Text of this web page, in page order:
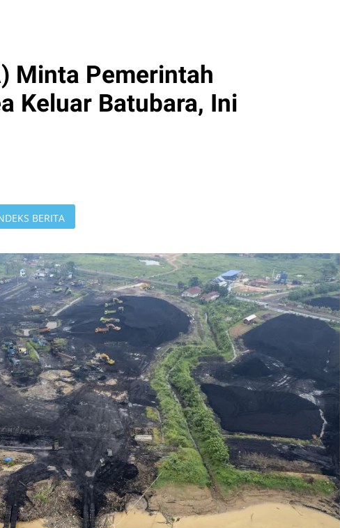
Minta Pemerintah
Keluar Batubara, Ini
BERITA